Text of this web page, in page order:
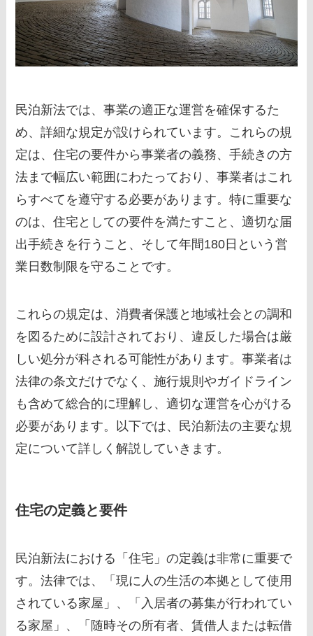
民泊新法では、事業の適正な運営を確保するた
め、詳細な規定が設けられています。これらの規
定は、住宅の要件から事業者の義務、手続きの方
法まで幅広い範囲にわたっており、事業者はこれ
らすべてを遵守する必要があります。特に重要な
のは、住宅としての要件を満たすこと、適切な届
出手続きを行うこと、そして年間180日という営
業日数制限を守ることです。
これらの規定は、消費者保護と地域社会との調和
を図るために設計されており、違反した場合は厳
しい処分が科される可能性があります。事業者は
法律の条文だけでなく、施行規則やガイドライン
も含めて総合的に理解し、適切な運営を心がける
必要があります。以下では、民泊新法の主要な規
定について詳しく解説していきます。
住宅の定義と要件
民泊新法における「住宅」の定義は非常に重要で
す。法律では、「現に人の生活の本拠として使用
されている家屋」、「入居者の募集が行われてい
る家屋」、「随時その所有者、賃借人または転借